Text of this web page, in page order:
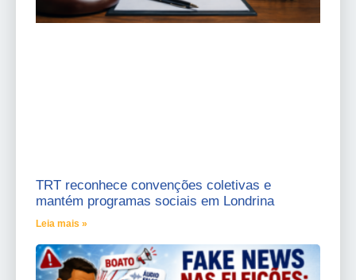
TRT reconhece convenções coletivas e
mantém programas sociais em Londrina
Leia mais »